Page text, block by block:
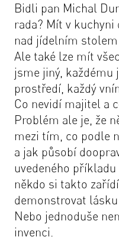
Bidli pan Michal
rada? Mít v kuchyni
nad jídelním
Ale také lze mít
jsme jiný, každému
prostředí, každý
Co nevidí majitel a
Problém ale je, že
mezi tím, co podle
a jak působí
uvedeného
někdo si takto
demonstrovat
Nebo jednoduše
invenci.